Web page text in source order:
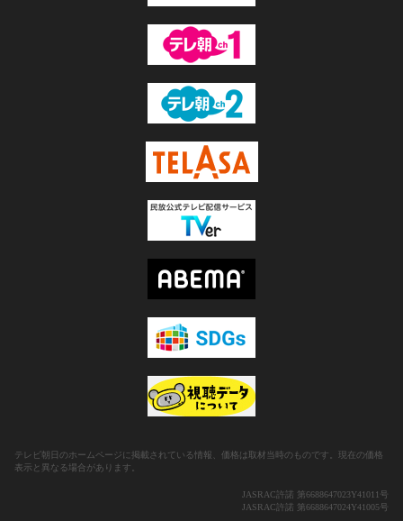
テレビ朝日のホームページに掲載されている情報、価格は取材当時のものです。現在の価格
表示と異なる場合があります。
JASRAC許諾 第6688647023Y41011号
JASRAC許諾 第6688647024Y41005号